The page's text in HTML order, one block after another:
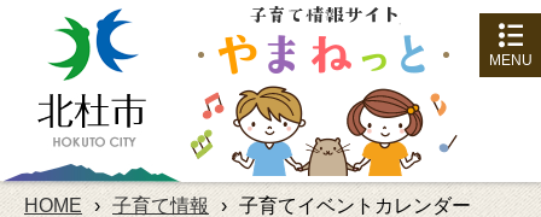
MENU
HOME › 子育て情報 › 子育てイベントカレンダー